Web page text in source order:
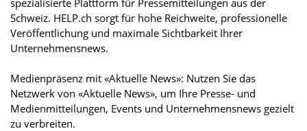
Schweiz. HELP.ch sorgt für hohe Reichweite, professionelle
Veröffentlichung und maximale Sichtbarkeit Ihrer
Unternehmensnews.
Medienpräsenz mit «Aktuelle News»: Nutzen Sie das
Netzwerk von «Aktuelle News», um Ihre Presse- und
Medienmitteilungen, Events und Unternehmensnews gezielt
zu verbreiten.